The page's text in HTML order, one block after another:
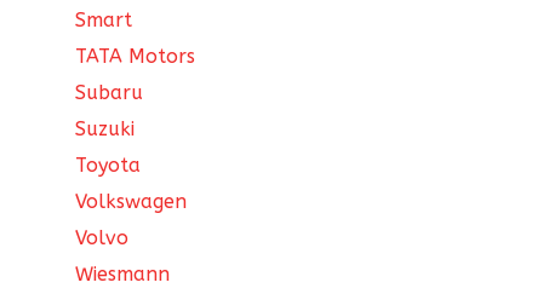
Smart
TATA Motors
Subaru
Suzuki
Toyota
Volkswagen
Volvo
Wiesmann